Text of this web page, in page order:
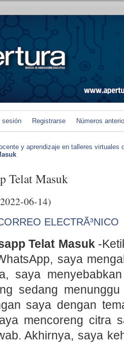
sesión Registrarse Números
y aprendizaje en talleres virtuales
Telat Masuk
06-14)
ELECTRÃ³NICO
Telat Masuk -
saya
saya
sedang
saya dengan
mencoreng citra
Akhirnya, saya